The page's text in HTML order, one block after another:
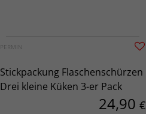
PERMIN
Stickpackung Flaschenschürzen
Drei kleine Küken 3-er Pack
24,90 €